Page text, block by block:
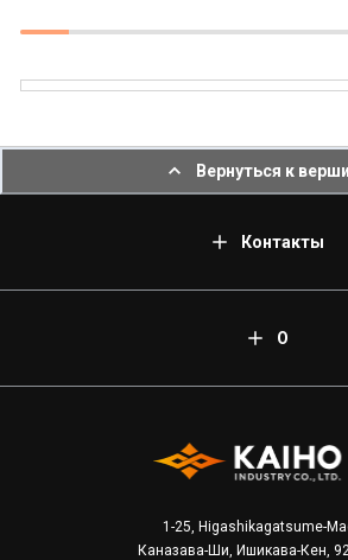
Вернуться к
Контакты
О
1-25, Higashikagatsume-
Каназава-Ши, Ишикава-Кен,